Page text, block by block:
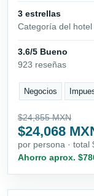
3 estrellas
Categoría del hotel
3.6/5 Bueno
923 reseñas
Negocios
$24,855 MXN
$24,068
por persona · total
Ahorro aprox.